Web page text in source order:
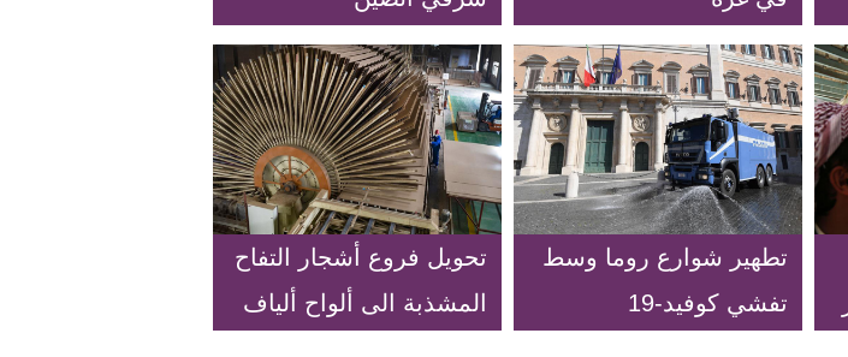
تطهير شوارع روما وسط
تفشي كوفيد-19
تحويل فروع أشجار التفاح
المشذبة الى ألواح ألياف